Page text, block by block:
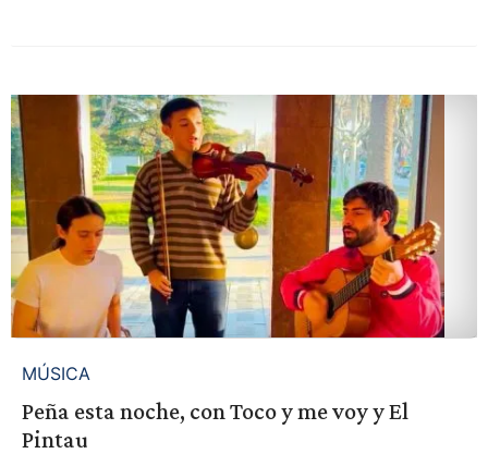
MÚSICA
Peña esta noche, con Toco y me voy y El
Pintau